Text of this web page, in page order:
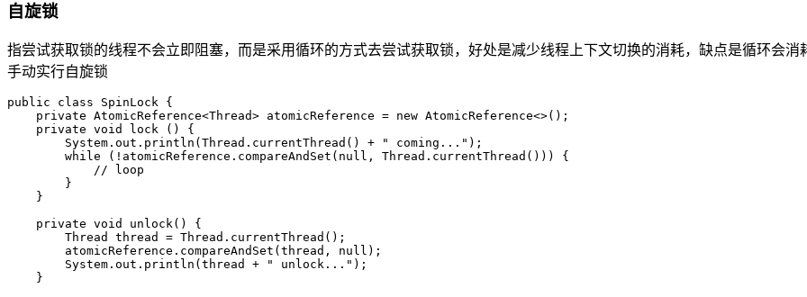
自旋锁
指尝试获取锁的线程不会立即阻塞，而是采用循环的方式去尝试获取锁，好处是减少线程上下文切换的消耗，缺点是循环会消
手动实行自旋锁
public class SpinLock {
    private AtomicReference<Thread> atomicReference = new AtomicReference<>();
    private void lock () {
        System.out.println(Thread.currentThread() + " coming...");
        while (!atomicReference.compareAndSet(null, Thread.currentThread())) {
            // loop
        }
    }
    private void unlock() {
        Thread thread = Thread.currentThread();
        atomicReference.compareAndSet(thread, null);
        System.out.println(thread + " unlock...");
    }